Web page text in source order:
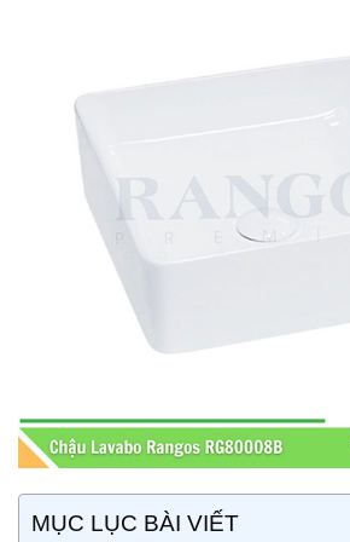
MỤC LỤC BÀI VIẾT